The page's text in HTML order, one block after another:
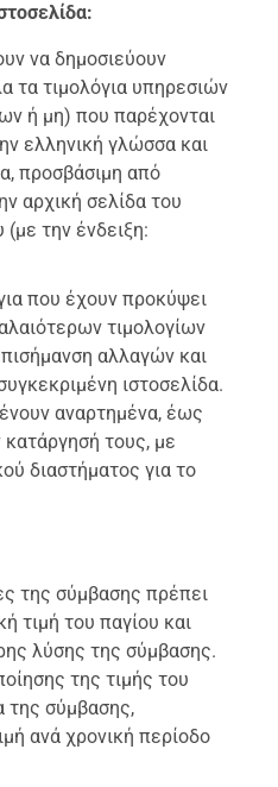
να δημοσιεύουν
τα τιμολόγια υπηρεσιών
ή μη) που παρέχονται
ελληνική γλώσσα και
προσβάσιμη από
αρχική σελίδα του
(με την ένδειξη:
που έχουν προκύψει
τιμολογίων
αλλαγών και
ιστοσελίδα.
αναρτημένα, έως
τους, με
διαστήματος για το
της σύμβασης πρέπει
τιμή του παγίου και
λύσης της σύμβασης.
της τιμής του
της σύμβασης,
ανά χρονική περίοδο